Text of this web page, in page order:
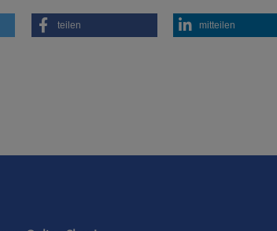
teilen mitteilen